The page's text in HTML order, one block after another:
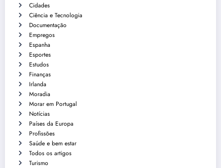
Cidades
Ciência e Tecnologia
Documentação
Empregos
Espanha
Esportes
Estudos
Finanças
Irlanda
Moradia
Morar em Portugal
Notícias
Países da Europa
Profissões
Saúde e bem estar
Todos os artigos
Turismo